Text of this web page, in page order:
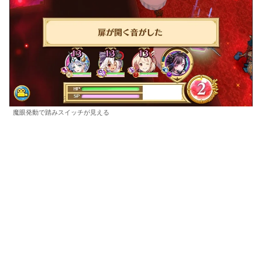
魔眼発動で踏みスイッチが見える